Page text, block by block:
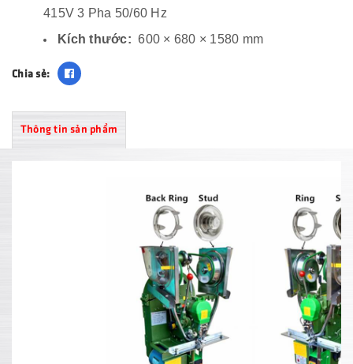
415V 3 Pha 50/60 Hz
Kích thước: 600 × 680 × 1580 mm
Chia sẻ:
Thông tin sản phẩm